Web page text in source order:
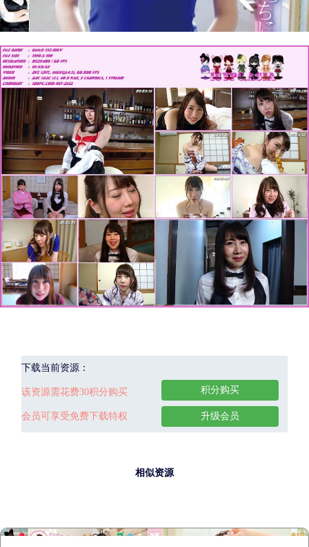
下载当前资源：
该资源需花费30积分购买
会员可享受免费下载特权
积分购买
升级会员
相似资源